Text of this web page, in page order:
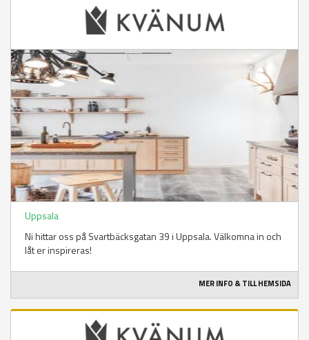
Uppsala
Ni hittar oss på Svartbäcksgatan 39 i Uppsala. Välkomna in och
låt er inspireras!
MER INFO & TILL HEMSIDA